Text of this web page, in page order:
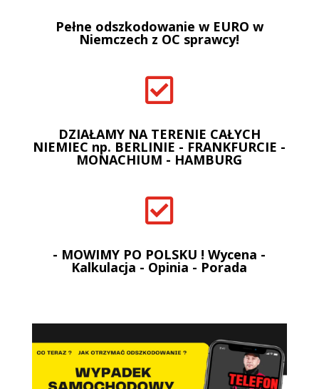
Pełne odszkodowanie w EURO w
Niemczech z OC sprawcy!

DZIAŁAMY NA TERENIE CAŁYCH
NIEMIEC np. BERLINIE - FRANKFURCIE -
MONACHIUM - HAMBURG

- MOWIMY PO POLSKU ! Wycena -
Kalkulacja - Opinia - Porada